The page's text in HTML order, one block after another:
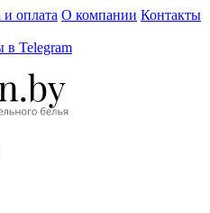
и оплата О компании Контакты
Telegram